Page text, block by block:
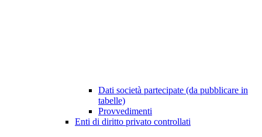
Dati società partecipate (da pubblicare in
tabelle)
Provvedimenti
Enti di diritto privato controllati